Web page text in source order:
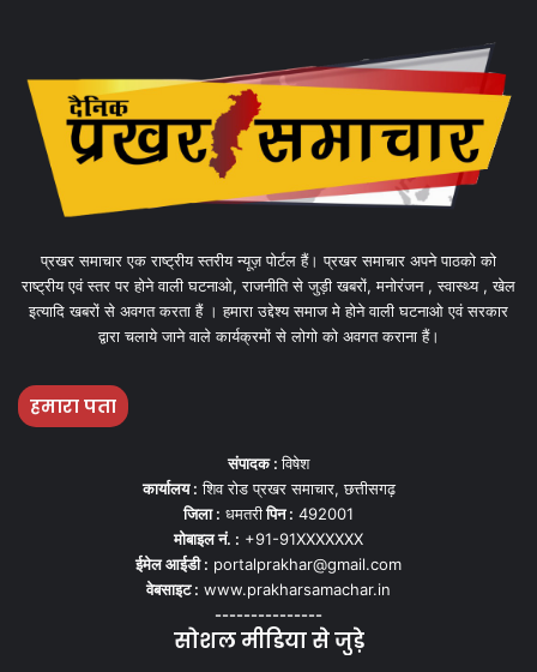
प्रखर समाचार एक राष्ट्रीय स्तरीय न्यूज़ पोर्टल हैं। प्रखर समाचार अपने पाठको को
राष्ट्रीय एवं स्तर पर होने वाली घटनाओ, राजनीति से जुड़ी खबरों, मनोरंजन , स्वास्थ्य , खेल
इत्यादि खबरों से अवगत करता हैं । हमारा उद्देश्य समाज मे होने वाली घटनाओ एवं सरकार
द्वारा चलाये जाने वाले कार्यक्रमों से लोगो को अवगत कराना हैं।
हमारा पता
संपादक :विषेश
कार्यालय : शिव रोड प्रखर समाचार, छत्तीसगढ़
जिला : धमतरीपिन : 492001
मोबाइल नं. : +91-91XXXXXXX
ईमेल आईडी : portalprakhar@gmail.com
वेबसाइट : www.prakharsamachar.in
---------------
सोशल मीडिया से जुड़े